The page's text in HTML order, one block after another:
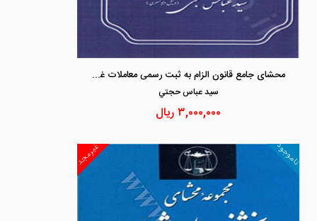
محشای جامع قانون الزام به ثبت رسمی معاملات غیر منقول
سيد عباس حجتي
۳,۰۰۰,۰۰۰ریال
غیرمجد ناموجود